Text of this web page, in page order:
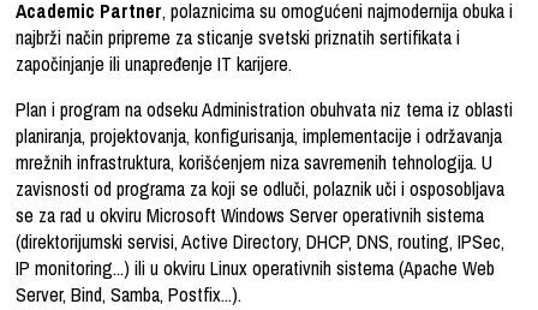
Academic Partner, polaznicima su omogućeni najmodernija obuka i
najbrži način pripreme za sticanje svetski priznatih sertifikata i
započinjanje ili unapređenje IT karijere.
Plan i program na odseku Administration obuhvata niz tema iz oblasti
planiranja, projektovanja, konfigurisanja, implementacije i održavanja
mrežnih infrastruktura, korišćenjem niza savremenih tehnologija. U
zavisnosti od programa za koji se odluči, polaznik uči i osposobljava
se za rad u okviru Microsoft Windows Server operativnih sistema
(direktorijumski servisi, Active Directory, DHCP, DNS, routing, IPSec,
IP monitoring...) ili u okviru Linux operativnih sistema (Apache Web
Server, Bind, Samba, Postfix...).